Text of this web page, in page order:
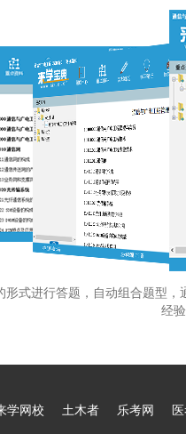
形式进行答题，自动组合题型
经
学网校 土木者 乐考网